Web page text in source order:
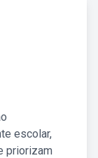
escolar,
priorizam